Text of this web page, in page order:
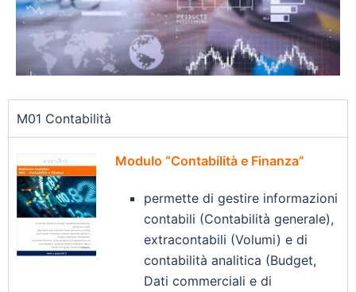
M01 Contabilità
Modulo “Contabilità e Finanza”
permette di gestire informazioni
contabili (Contabilità generale),
extracontabili (Volumi) e di
contabilità analitica (Budget,
Dati commerciali e di